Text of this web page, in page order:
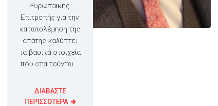
Ευρωπαϊκής
Επιτροπής για την
καταπολέμηση της
απάτης καλύπτει
τα βασικά στοιχεία
που απαιτούνται...
ΔΙΑΒΑΣΤΕ
ΠΕΡΙΣΣΟΤΕΡΑ